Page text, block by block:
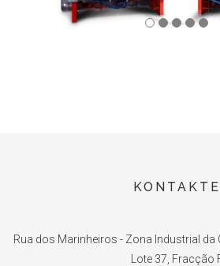
KONTAKTE
Rua dos Marinheiros - Zona Industrial da
Lote 37, Fracção